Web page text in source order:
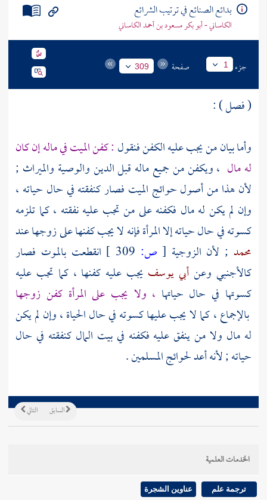
بدائع الصنائع في ترتيب الشرائع
الكاساني - أبو بكر مسعود بن أحمد الكاساني
جزء 1 صفحة 309
( فصل ) :
وأما بيان من يجب عليه الكفن فنقول : كفن الميت في ماله إن كان
له مال ، ويكفن من جميع ماله قبل الدين والوصية والميراث ;
لأن هذا من أصول حوائج الميت فصار كنفقته في حال حياته ،
وإن لم يكن له مال فكفنه على من تجب عليه نفقته ، كما تلزمه
كسوته في حال حياته إلا المرأة فإنه لا يجب كفنها على زوجها عند
محمد ; لأن الزوجية [ ص:
انقطعت بالموت فصار
كالأجنبي وعن أبي يوسف يجب عليه كفنها ، كما تجب عليه
كسوتها في حال حياتها ، ولا يجب على المرأة كفن زوجها
بالإجماع ، كما لا يجب عليها كسوته في حال الحياة ، وإن لم يكن
له مال ولا من ينفق عليه فكفنه في بيت المال كنفقته في حال
حياته ; لأنه أعد لحوائج المسلمين .
التالي السابق
الخدمات العلمية
ترجمة علم عناوين الشجرة